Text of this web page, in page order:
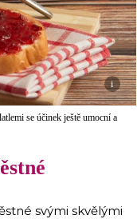
i
se účinek ještě umocní a
svými skvělými